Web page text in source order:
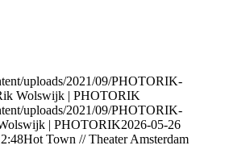
uploads/2021/09/PHOTORIK-
Wolswijk | PHOTORIK
uploads/2021/09/PHOTORIK-
| PHOTORIK2026-05-26
Hot Town // Theater Amsterdam